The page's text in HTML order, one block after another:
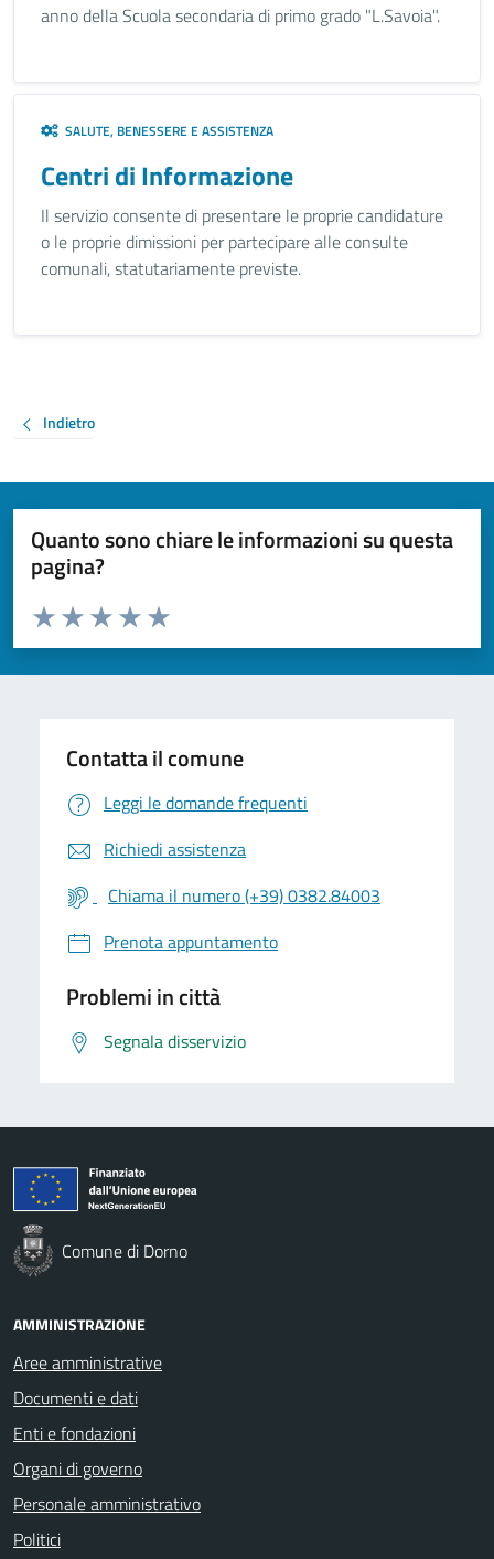
anno della Scuola secondaria di primo grado "L.Savoia".
SALUTE, BENESSERE E ASSISTENZA
Centri di Informazione
Il servizio consente di presentare le proprie candidature
o le proprie dimissioni per partecipare alle consulte
comunali, statutariamente previste.
Indietro
Quanto sono chiare le informazioni su questa
pagina?
Valuta da 1 a 5 stelle la pagina
Valuta 5 stelle su 5
Valuta 4 stelle su 5
Valuta 3 stelle su 5
Valuta 2 stelle su 5
Valuta 1 stelle su 5
Contatta il comune
Leggi le domande frequenti
Richiedi assistenza
Chiama il numero (+39) 0382.84003
Prenota appuntamento
Problemi in città
Segnala disservizio
Comune di Dorno
AMMINISTRAZIONE
Aree amministrative
Documenti e dati
Enti e fondazioni
Organi di governo
Personale amministrativo
Politici